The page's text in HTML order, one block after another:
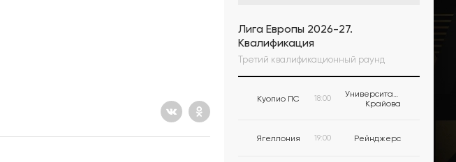
Лига Европы 2026-27.
Квалификация
Третий квалификационный раунд
Куопио ПС 18:00
Университатя
Крайова
Ягеллония 19:00 Рейнджерс